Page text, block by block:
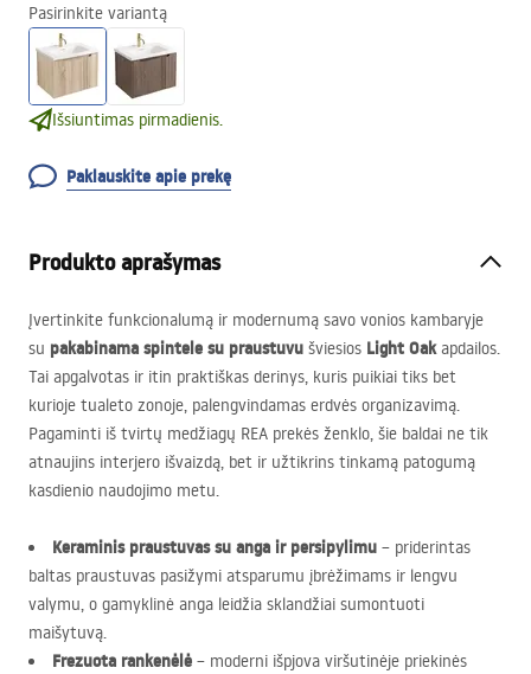
Pasirinkite variantą
Išsiuntimas pirmadienis.
Paklauskite apie prekę
Produkto aprašymas
Įvertinkite funkcionalumą ir modernumą savo vonios kambaryje
su pakabinama spintele su praustuvu šviesios Light Oakapdailos.
Tai apgalvotas ir itin praktiškas derinys, kuris puikiai tiks bet
kurioje tualeto zonoje, palengvindamas erdvės organizavimą.
Pagaminti iš tvirtų medžiagų REA prekės ženklo, šie baldai ne tik
atnaujins interjero išvaizdą, bet ir užtikrins tinkamą patogumą
kasdienio naudojimo metu.
Keraminis praustuvas su anga ir persipylimu – priderintas
baltas praustuvas pasižymi atsparumu įbrėžimams ir lengvu
valymu, o gamyklinė anga leidžia sklandžiai sumontuoti
maišytuvą.
Frezuota rankenėlė – moderni išpjova viršutinėje priekinės